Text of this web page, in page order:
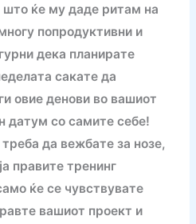
што ќе му даде ритам на
попродуктивни и
дека планирате
сакате да
овие денови во вашиот
датум со самите себе!
да вежбате за нозе,
правите тренинг
ќе се чувствувате
вашиот проект и